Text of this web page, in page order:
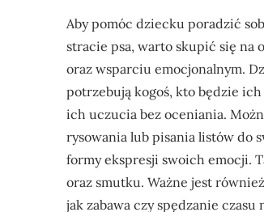
Aby pomóc dziecku poradzić
stracie psa, warto skupić się na
oraz wsparciu emocjonalnym.
potrzebują kogoś, kto będzie ich
ich uczucia bez oceniania.
rysowania lub pisania listów do
formy ekspresji swoich emocji.
oraz smutku. Ważne jest
jak zabawa czy spędzanie